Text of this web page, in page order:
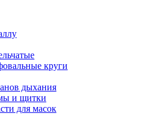
круги
дыхания
и щитки
для масок